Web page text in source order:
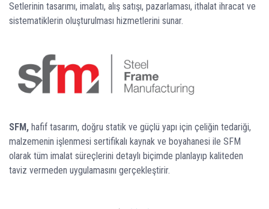
Setlerinin tasarımı, imalatı, alış satışı, pazarlaması, ithalat ihracat ve
sistematiklerin oluşturulması hizmetlerini sunar.
SFM, hafif tasarım, doğru statik ve güçlü yapı için çeliğin tedariği,
malzemenin işlenmesi sertifikalı kaynak ve boyahanesi ile SFM
olarak tüm imalat süreçlerini detaylı biçimde planlayıp kaliteden
taviz vermeden uygulamasını gerçekleştirir.